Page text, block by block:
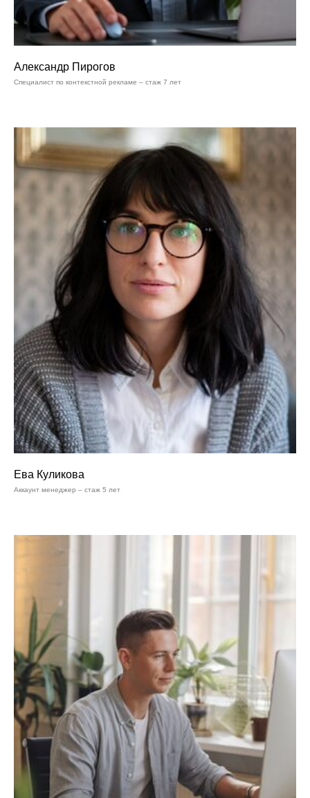
Александр Пирогов
Специалист по контекстной рекламе – стаж 7 лет
Ева Куликова
Аккаунт менеджер – стаж 5 лет